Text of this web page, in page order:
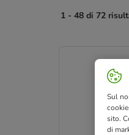
1 - 48 di 72
Sul
sito.
di